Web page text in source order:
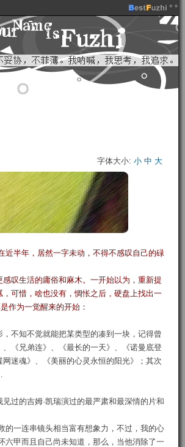
字体大小: 小 中 大
近半年，居然一字未动，不得不感叹自己的碌
叹生活的庸俗和麻木。一开始以为，重新提
可惜，啥也没有，惆怅之后，硬盘上找出一
作为一觉醒来的开始：
不知不觉就能把某类型的凑到一块，记得曾
《兄弟连》、《最长的一天》、《诺曼底登
迷魂》、《美丽的心灵永恒的阳光》；其次
过的吉姆·凯瑞演过的最严肃和最深情的片和
的一连串镜头相当富有想象力，不过，我的心
六甲而且自己尚未知道，那么，当他消除了一